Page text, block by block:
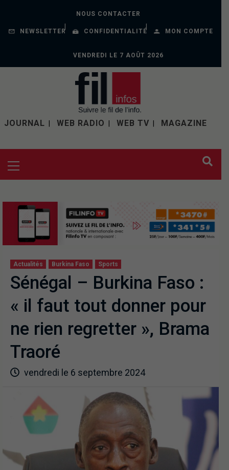
NOUS CONTACTER
NEWSLETTER CONFIDENTIALITÉ MON COMPTE
VENDREDI LE 7 AOÛT 2026
JOURNAL WEB RADIO WEB TV MAGAZINE
Actualités Burkina Faso Sports
Sénégal – Burkina Faso :
« il faut tout donner pour
ne rien regretter », Brama
Traoré
vendredi le 6 septembre 2024